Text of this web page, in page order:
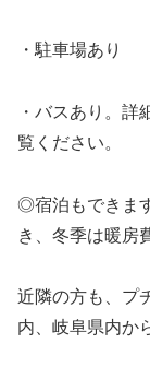
・駐車場あり
・バスあり。
覧ください。
◎宿泊もできま
き、冬季は暖房
近隣の方も、プ
内、岐阜県内か